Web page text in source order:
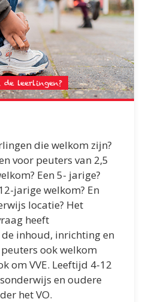
de leerlingen?
die welkom zijn?
voor peuters van 2,5
Een 5- jarige?
jarige welkom? En
locatie? Het
heeft
inhoud, inrichting en
ook welkom
om VVE. Leeftijd 4-12
en oudere
het VO.